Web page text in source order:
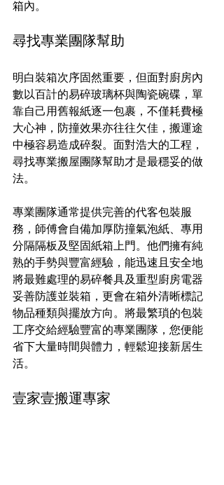
箱內。
尋找專業團隊幫助
明白裝箱次序固然重要，但面對廚房內
數以百計的易碎玻璃杯與陶瓷碗碟，單
靠自己用舊報紙逐一包裹，不僅耗費極
大心神，防撞效果亦往往欠佳，搬運途
中極容易造成碎裂。面對浩大的工程，
尋找專業搬屋團隊幫助才是最穩妥的做
法。
專業團隊通常提供完善的代客包裝服
務，師傅會自備加厚防撞氣泡紙、專用
分隔隔板及堅固紙箱上門。他們擁有純
熟的手勢與豐富經驗，能迅速且安全地
將最難處理的易碎餐具及重型廚房電器
妥善防護並裝箱，更會在箱外清晰標記
物品種類與擺放方向。將最繁瑣的包裝
工序交給經驗豐富的專業團隊，您便能
省下大量時間與體力，輕鬆迎接新居生
活。
壹家壹搬運專家